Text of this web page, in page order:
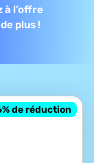
l’offre
plus !
% de réduction